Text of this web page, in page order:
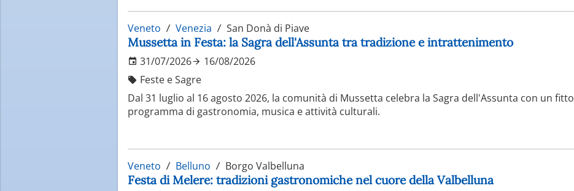
Veneto Venezia San Donà di Piave
Mussetta in Festa: la Sagra dell'Assunta tra tradizione e intrattenimento
31/07/2026
16/08/2026
Feste e Sagre
Dal 31 luglio al 16 agosto 2026, la comunità di Mussetta celebra la Sagra dell'Assunta con un fitto
programma di gastronomia, musica e attività culturali.
Veneto Belluno Borgo Valbelluna
Festa di Melere: tradizioni gastronomiche nel cuore della Valbelluna